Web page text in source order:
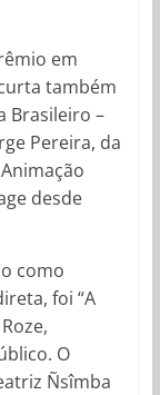
em
também
Brasileiro –
Pereira, da
desde
como
foi “A
O
Ñsîmba